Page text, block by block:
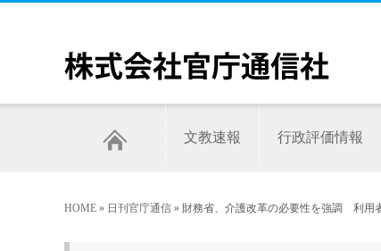
文教速報 行政評価情報
HOME » 日刊官庁通信 » 財務省、介護改革の必要性を強調 利用